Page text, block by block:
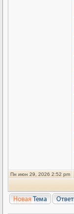
Пн июн 29, 2026 2:52 pm